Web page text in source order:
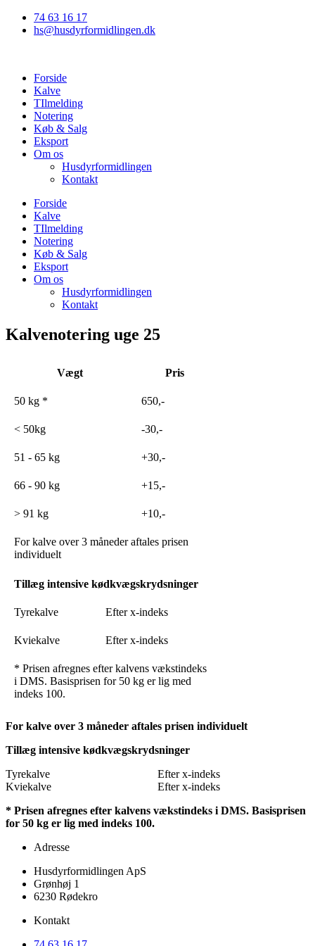
Videre 74 63 16 17
hs@husdyrformidlingen.dk
Forside
Kalve
TIlmelding
Notering
Køb & Salg
Eksport
Om os
Husdyrformidlingen
Kontakt
Forside
Kalve
TIlmelding
Notering
Køb & Salg
Eksport
Om os
Husdyrformidlingen
Kontakt
Kalvenotering uge 25
Vægt Pris
50 kg * 650,-
< 50kg -30,-
51 - 65 kg +30,-
66 - 90 kg +15,-
> 91 kg +10,-
For kalve over 3 måneder aftales prisen
individuelt
Tillæg intensive kødkvægskrydsninger
Tyrekalve Efter x-indeks
Kviekalve Efter x-indeks
* Prisen afregnes efter kalvens vækstindeks
i DMS. Basisprisen for 50 kg er lig med
indeks 100.
For kalve over 3 måneder aftales prisen individuelt
Tillæg intensive kødkvægskrydsninger
Tyrekalve
Efter x-indeks
Kviekalve
Efter x-indeks
* Prisen afregnes efter kalvens vækstindeks i DMS. Basisprisen
for 50 kg er lig med indeks 100.
Adresse
Husdyrformidlingen ApS
Grønhøj 1
6230 Rødekro
Kontakt